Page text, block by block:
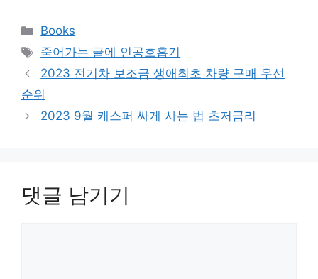
카
테
리
Books
태
그
죽어가는 글에 인공호흡기
2023 전기차 보조금 생애최초 차량 구매 우선
순위
2023 9월 캐스퍼 싸게 사는 법 초저금리
댓글 남기기